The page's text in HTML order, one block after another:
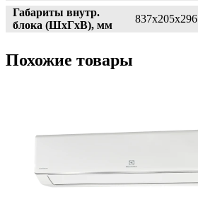
Габариты внутр.
блока (ШxГxВ), мм
837x205x296
Похожие товары